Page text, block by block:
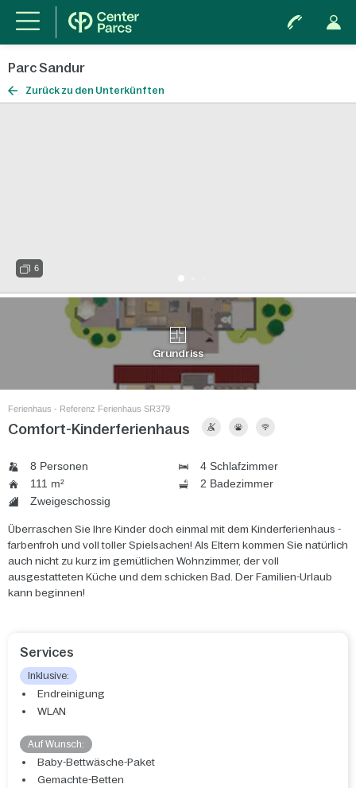
Parc Sandur
Zurück zu den Unterkünften
6
Grundriss
Ferienhaus - Referenz Ferienhaus SR379
Comfort-Kinderferienhaus
8 Personen
4 Schlafzimmer
111 m²
2 Badezimmer
Zweigeschossig
Überraschen Sie Ihre Kinder doch einmal mit dem Kinderferienhaus -
farbenfroh und voll toller Spielsachen! Als Eltern kommen Sie natürlich
auch nicht zu kurz im gemütlichen Wohnzimmer, der voll
ausgestatteten Küche und dem schicken Bad. Der Familien-Urlaub
kann beginnen!
Services
Inklusive:
Endreinigung
WLAN
Auf Wunsch:
Baby-Bettwäsche-Paket
Gemachte-Betten